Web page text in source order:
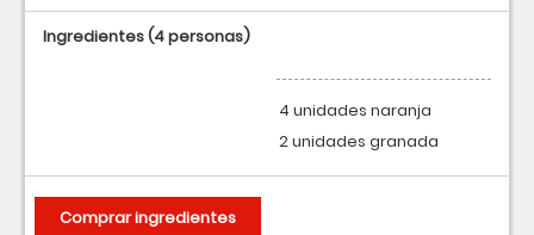
Ingredientes(4 personas)
4 unidades naranja
2 unidades granada
Comprar ingredientes